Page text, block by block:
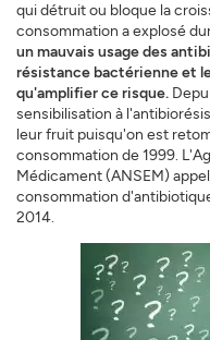
qui détruit ou bloque la
consommation a explosé
un mauvais usage des
résistance bactérienne et
qu'amplifier ce risque.
sensibilisation à
leur fruit puisqu'on est
consommation de 1999.
Médicament (ANSEM)
consommation
2014.